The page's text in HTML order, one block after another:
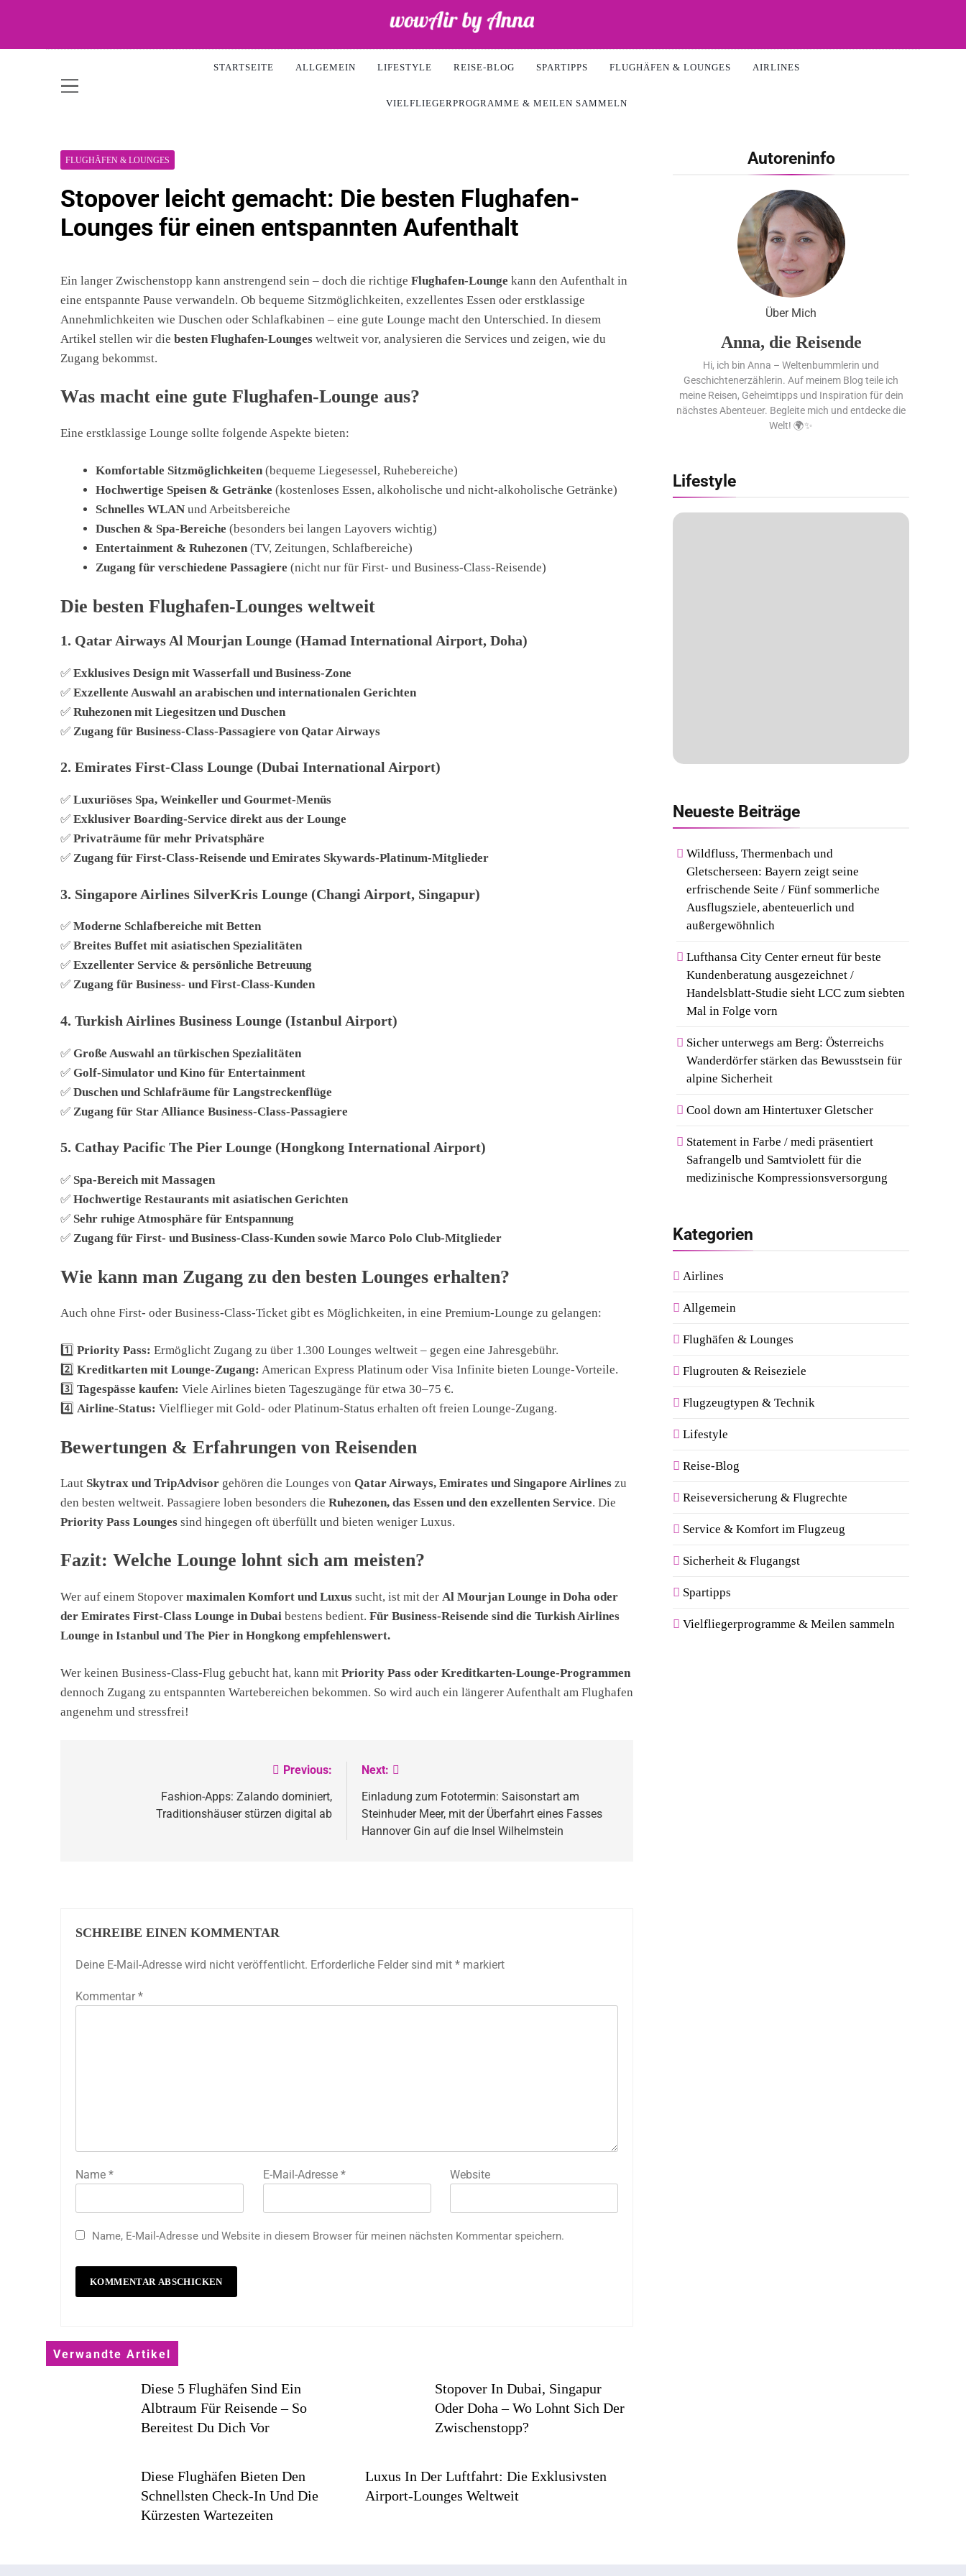
WOW-Air
STARTSEITE ALLGEMEIN LIFESTYLE REISE-BLOG SPARTIPPS FLUGHÄFEN & LOUNGES AIRLINES
VIELFLIEGERPROGRAMME & MEILEN SAMMELN
FLUGHÄFEN & LOUNGES
Stopover leicht gemacht: Die besten Flughafen-
Lounges für einen entspannten Aufenthalt
Ein langer Zwischenstopp kann anstrengend sein – doch die richtige Flughafen-Lounge kann den Aufenthalt in
eine entspannte Pause verwandeln. Ob bequeme Sitzmöglichkeiten, exzellentes Essen oder erstklassige
Annehmlichkeiten wie Duschen oder Schlafkabinen – eine gute Lounge macht den Unterschied. In diesem
Artikel stellen wir die besten Flughafen-Lounges weltweit vor, analysieren die Services und zeigen, wie du
Zugang bekommst.
Was macht eine gute Flughafen-Lounge aus?
Eine erstklassige Lounge sollte folgende Aspekte bieten:
Komfortable Sitzmöglichkeiten(bequeme Liegesessel, Ruhebereiche)
Hochwertige Speisen & Getränke (kostenloses Essen, alkoholische und nicht-alkoholische Getränke)
Schnelles WLANund Arbeitsbereiche
Duschen & Spa-Bereiche (besonders bei langen Layovers wichtig)
Entertainment & Ruhezonen(TV, Zeitungen, Schlafbereiche)
Zugang für verschiedene Passagiere (nicht nur für First- und Business-Class-Reisende)
Die besten Flughafen-Lounges weltweit
1. Qatar Airways Al Mourjan Lounge (Hamad International Airport, Doha)
✅ Exklusives Design mit Wasserfall und Business-Zone
✅ Exzellente Auswahl an arabischen und internationalen Gerichten
✅ Ruhezonen mit Liegesitzen und Duschen
✅ Zugang für Business-Class-Passagiere von Qatar Airways
2. Emirates First-Class Lounge (Dubai International Airport)
✅ Luxuriöses Spa, Weinkeller und Gourmet-Menüs
✅ Exklusiver Boarding-Service direkt aus der Lounge
✅ Privaträume für mehr Privatsphäre
✅ Zugang für First-Class-Reisende und Emirates Skywards-Platinum-Mitglieder
3. Singapore Airlines SilverKris Lounge (Changi Airport, Singapur)
✅ Moderne Schlafbereiche mit Betten
✅ Breites Buffet mit asiatischen Spezialitäten
✅ Exzellenter Service & persönliche Betreuung
✅ Zugang für Business- und First-Class-Kunden
4. Turkish Airlines Business Lounge (Istanbul Airport)
✅ Große Auswahl an türkischen Spezialitäten
✅ Golf-Simulator und Kino für Entertainment
✅ Duschen und Schlafräume für Langstreckenflüge
✅ Zugang für Star Alliance Business-Class-Passagiere
5. Cathay Pacific The Pier Lounge (Hongkong International Airport)
✅ Spa-Bereich mit Massagen
✅ Hochwertige Restaurants mit asiatischen Gerichten
✅ Sehr ruhige Atmosphäre für Entspannung
✅ Zugang für First- und Business-Class-Kunden sowie Marco Polo Club-Mitglieder
Wie kann man Zugang zu den besten Lounges erhalten?
Auch ohne First- oder Business-Class-Ticket gibt es Möglichkeiten, in eine Premium-Lounge zu gelangen:
1️⃣ Priority Pass: Ermöglicht Zugang zu über 1.300 Lounges weltweit – gegen eine Jahresgebühr.
2️⃣ Kreditkarten mit Lounge-Zugang: American Express Platinum oder Visa Infinite bieten Lounge-Vorteile.
3️⃣ Tagespässe kaufen: Viele Airlines bieten Tageszugänge für etwa 30–75 €.
4️⃣ Airline-Status: Vielflieger mit Gold- oder Platinum-Status erhalten oft freien Lounge-Zugang.
Bewertungen & Erfahrungen von Reisenden
Laut Skytrax und TripAdvisor gehören die Lounges von Qatar Airways, Emirates und Singapore Airlines zu
den besten weltweit. Passagiere loben besonders die Ruhezonen, das Essen und den exzellenten Service. Die
Priority Pass Lounges sind hingegen oft überfüllt und bieten weniger Luxus.
Fazit: Welche Lounge lohnt sich am meisten?
Wer auf einem Stopover maximalen Komfort und Luxus sucht, ist mit der Al Mourjan Lounge in Doha oder
der Emirates First-Class Lounge in Dubai bestens bedient. Für Business-Reisende sind die Turkish Airlines
Lounge in Istanbul und The Pier in Hongkong empfehlenswert.
Wer keinen Business-Class-Flug gebucht hat, kann mit Priority Pass oder Kreditkarten-Lounge-Programmen
dennoch Zugang zu entspannten Wartebereichen bekommen. So wird auch ein längerer Aufenthalt am Flughafen
angenehm und stressfrei!
Previous:
Fashion-Apps: Zalando dominiert,
Traditionshäuser stürzen digital ab
Next:
Einladung zum Fototermin: Saisonstart am
Steinhuder Meer, mit der Überfahrt eines Fasses
Hannover Gin auf die Insel Wilhelmstein
SCHREIBE EINEN KOMMENTAR
Deine E-Mail-Adresse wird nicht veröffentlicht. Erforderliche Felder sind mit * markiert
Kommentar *
Name * E-Mail-Adresse * Website
Name, E-Mail-Adresse und Website in diesem Browser für meinen nächsten Kommentar speichern.
Verwandte Artikel
Diese 5 Flughäfen Sind Ein
Albtraum Für Reisende – So
Bereitest Du Dich Vor
Stopover In Dubai, Singapur
Oder Doha – Wo Lohnt Sich Der
Zwischenstopp?
Diese Flughäfen Bieten Den
Schnellsten Check-In Und Die
Kürzesten Wartezeiten
Luxus In Der Luftfahrt: Die Exklusivsten
Airport-Lounges Weltweit
Autoreninfo
Über Mich
Anna, die Reisende
Hi, ich bin Anna – Weltenbummlerin und
Geschichtenerzählerin. Auf meinem Blog teile ich
meine Reisen, Geheimtipps und Inspiration für dein
nächstes Abenteuer. Begleite mich und entdecke die
Welt! 🌍✨
Lifestyle
Neueste Beiträge
Wildfluss, Thermenbach und
Gletscherseen: Bayern zeigt seine
erfrischende Seite / Fünf sommerliche
Ausflugsziele, abenteuerlich und
außergewöhnlich
Lufthansa City Center erneut für beste
Kundenberatung ausgezeichnet /
Handelsblatt-Studie sieht LCC zum siebten
Mal in Folge vorn
Sicher unterwegs am Berg: Österreichs
Wanderdörfer stärken das Bewusstsein für
alpine Sicherheit
Cool down am Hintertuxer Gletscher
Statement in Farbe / medi präsentiert
Safrangelb und Samtviolett für die
medizinische Kompressionsversorgung
Kategorien
Airlines
Allgemein
Flughäfen & Lounges
Flugrouten & Reiseziele
Flugzeugtypen & Technik
Lifestyle
Reise-Blog
Reiseversicherung & Flugrechte
Service & Komfort im Flugzeug
Sicherheit & Flugangst
Spartipps
Vielfliegerprogramme & Meilen sammeln